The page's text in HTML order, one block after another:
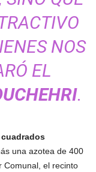
NOS
EL
.
cuadrados
una azotea de 400
Comunal, el recinto